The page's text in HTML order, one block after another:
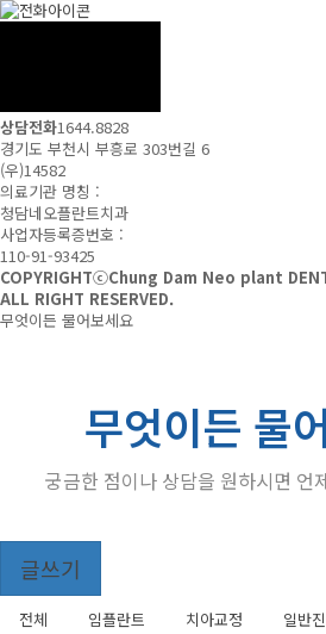
상담전화1644.8828
경기도 부천시 부흥로 303번길 6
(우)14582
의료기관 명칭 :
청담네오플란트치과
사업자등록증번호 :
110-91-93425
COPYRIGHTⓒChung Dam Neo plant
ALL RIGHT RESERVED.
무엇이든 물어보세요
무엇이든 물
궁금한 점이나 상담을 원하시면 언
484
건
글쓰기
전체 임플란트 치아교정 일반